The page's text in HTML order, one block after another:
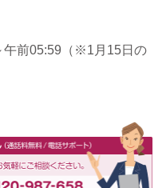
午前05:59（※1月15日の